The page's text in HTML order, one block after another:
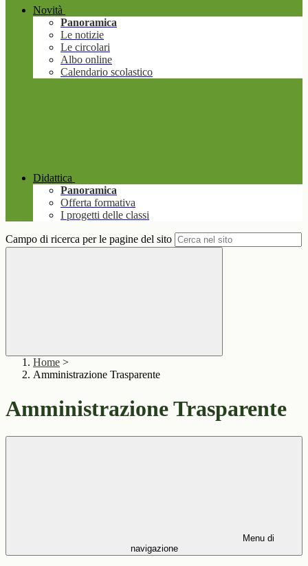
Novità
Panoramica
Le notizie
Le circolari
Albo online
Calendario scolastico
Didattica
Panoramica
Offerta formativa
I progetti delle classi
Campo di ricerca per le pagine del sito
Home >
Amministrazione Trasparente
Amministrazione Trasparente
Menu di
navigazione